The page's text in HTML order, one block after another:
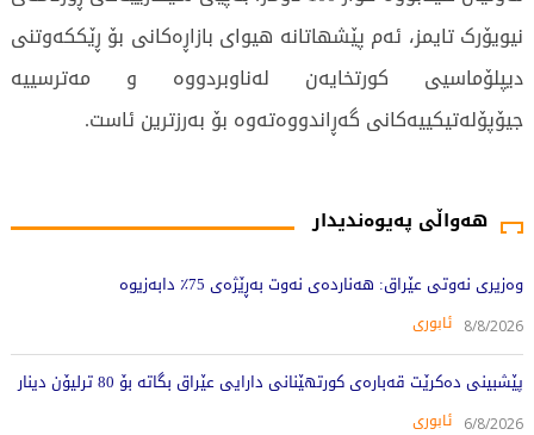
هەواڵی پەیوەندیدار
وەزیری نەوتی عێراق: هەناردەی نەوت بەڕێژەی 75٪ دابەزیوە
8/8/2026 ئابوری
پێشبینی دەکرێت قەبارەی کورتهێنانی دارایی عێراق بگاتە بۆ 80 ترلیۆن دینار
6/8/2026 ئابوری
نیویۆرک تایمز، ئەم پێشهاتانە هیوای بازاڕەکانی بۆ ڕێککەوتنی
دیپلۆماسیی کورتخایەن لەناوبردووە و مەترسییە
جیۆپۆلەتیکییەکانی گەڕاندووەتەوە بۆ بەرزترین ئاست.